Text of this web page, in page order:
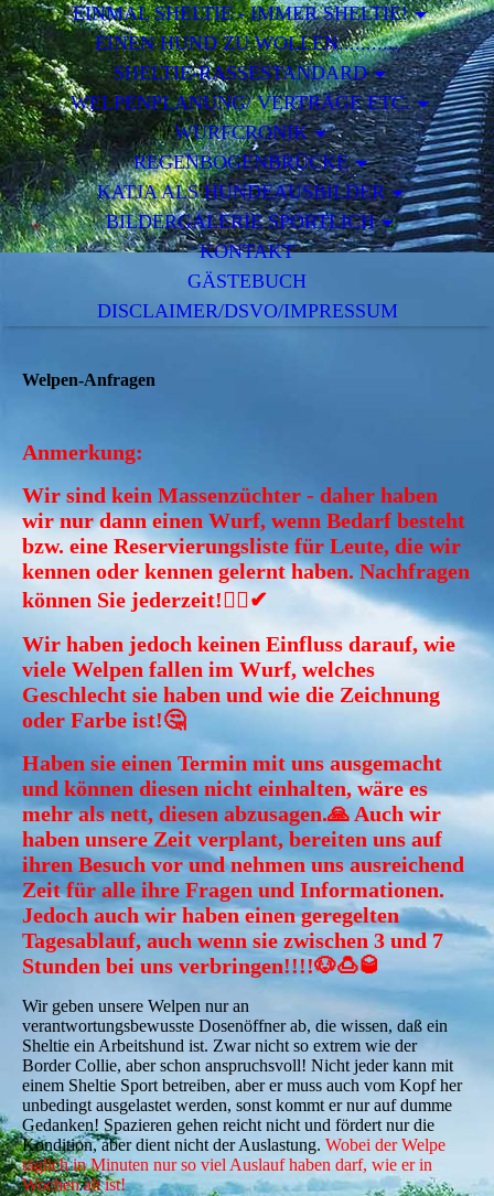
EINMAL SHELTIE - IMMER SHELTIE!
EINEN HUND ZU WOLLEN...........
SHELTIE-RASSESTANDARD
WELPENPLANUNG/ VERTRÄGE ETC.
WURFCRONIK
REGENBOGENBRÜCKE
KATJA ALS HUNDEAUSBILDER
BILDERGALERIE SPORTLICH
KONTAKT
GÄSTEBUCH
DISCLAIMER/DSVO/IMPRESSUM
Welpen-Anfragen
Anmerkung:
Wir sind kein Massenzüchter - daher haben
wir nur dann einen Wurf, wenn Bedarf besteht
bzw. eine Reservierungsliste für Leute, die wir
kennen oder kennen gelernt haben. Nachfragen
können Sie jederzeit!🤷‍♀️✔
Wir haben jedoch keinen Einfluss darauf, wie
viele Welpen fallen im Wurf, welches
Geschlecht sie haben und wie die Zeichnung
oder Farbe ist!🤔
Haben sie einen Termin mit uns ausgemacht
und können diesen nicht einhalten, wäre es
mehr als nett, diesen abzusagen.🙏 Auch wir
haben unsere Zeit verplant, bereiten uns auf
ihren Besuch vor und nehmen uns ausreichend
Zeit für alle ihre Fragen und Informationen.
Jedoch auch wir haben einen geregelten
Tagesablauf, auch wenn sie zwischen 3 und 7
Stunden bei uns verbringen!!!!🐶🍮🥃
Wir geben unsere Welpen nur an
verantwortungsbewusste Dosenöffner ab, die wissen, daß ein
Sheltie ein Arbeitshund ist. Zwar nicht so extrem wie der
Border Collie, aber schon anspruchsvoll! Nicht jeder kann mit
einem Sheltie Sport betreiben, aber er muss auch vom Kopf her
unbedingt ausgelastet werden, sonst kommt er nur auf dumme
Gedanken! Spazieren gehen reicht nicht und fördert nur die
Kondition, aber dient nicht der Auslastung. Wobei der Welpe
täglich in Minuten nur so viel Auslauf haben darf, wie er in
Wochen alt ist!